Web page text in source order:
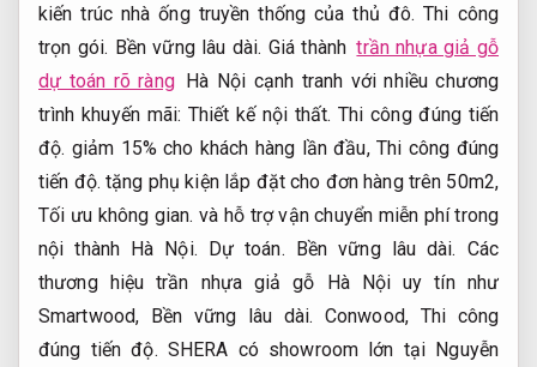
kiến trúc nhà ống truyền thống của thủ đô.Thi công
trọn gói. Bền vững lâu dài. Giá thành trần nhựa giả gỗ
dự toán rõ ràng Hà Nội cạnh tranh với nhiều chương
trình khuyến mãi: Thiết kế nội thất. Thi công đúng tiến
độ. giảm 15% cho khách hàng lần đầu,Thi công đúng
tiến độ. tặng phụ kiện lắp đặt cho đơn hàng trên 50m2,
Tối ưu không gian. và hỗ trợ vận chuyển miễn phí trong
nội thành Hà Nội. Dự toán. Bền vững lâu dài. Các
thương hiệu trần nhựa giả gỗ Hà Nội uy tín như
Smartwood, Bền vững lâu dài. Conwood, Thi công
đúng tiến độ. SHERA có showroom lớn tại Nguyễn